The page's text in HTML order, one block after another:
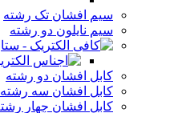
سیم افشان تک رشته
سیم نایلون دو رشته
کابل افشان دو رشته
کابل افشان سه رشته
کابل افشان چهار